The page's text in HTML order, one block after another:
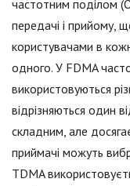
частотним поділом
передачі і прийому,
користувачами в
одного. У FDMA
використовуються
відрізняються один
складним, але
приймачі можуть
TDMA